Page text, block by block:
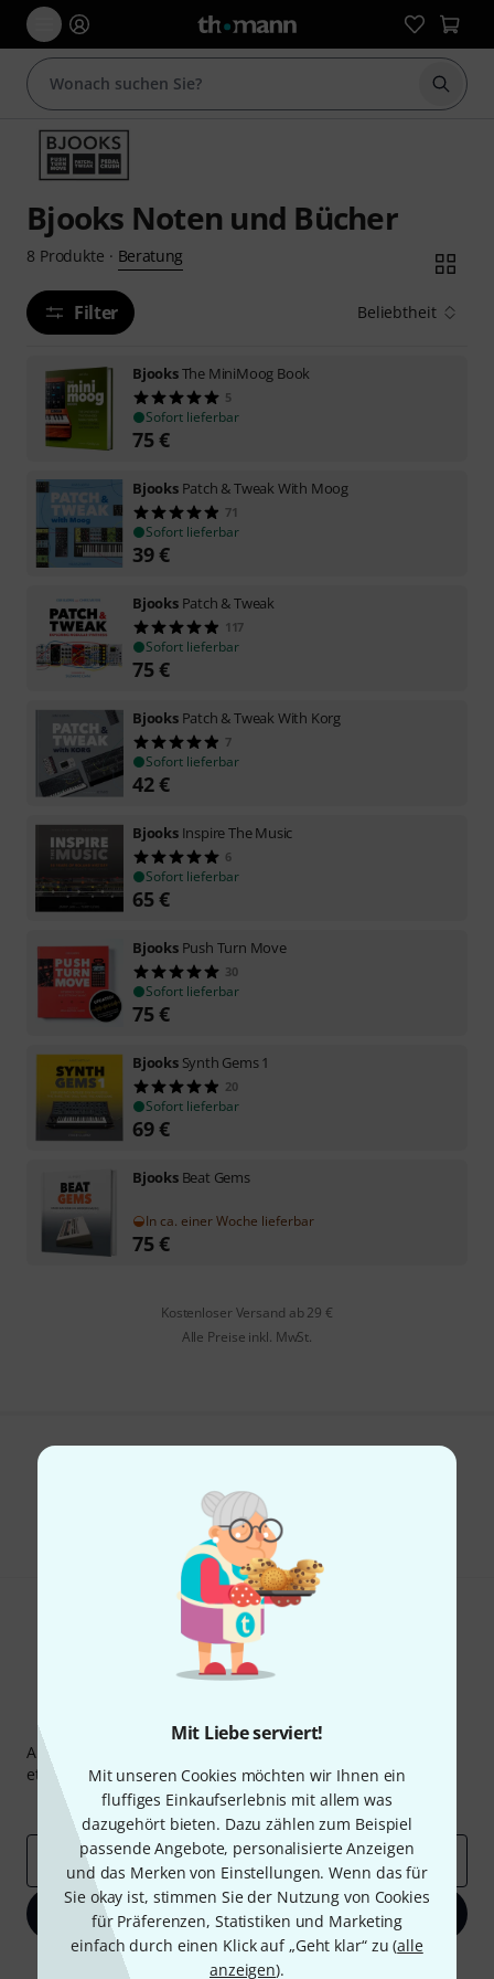
Mit Liebe serviert!
Mit unseren Cookies möchten wir Ihnen ein
fluffiges Einkaufserlebnis mit allem was
dazugehört bieten. Dazu zählen zum Beispiel
passende Angebote, personalisierte Anzeigen
und das Merken von Einstellungen. Wenn das für
Sie okay ist, stimmen Sie der Nutzung von Cookies
für Präferenzen, Statistiken und Marketing
einfach durch einen Klick auf „Geht klar“ zu (alle
anzeigen).
Suche
Bjooks Noten und Bücher
8 Produkte · Beratung
Filter Beliebtheit
BjooksThe MiniMoog Book
5
Sofort lieferbar
75€
Bjooks Patch & Tweak With Moog
71
Sofort lieferbar
39€
Bjooks Patch & Tweak
117
Sofort lieferbar
75€
Bjooks Patch & Tweak With Korg
7
Sofort lieferbar
42€
Bjooks Inspire The Music
6
Sofort lieferbar
65€
Bjooks Push Turn Move
30
Sofort lieferbar
75€
Bjooks Synth Gems 1
20
Sofort lieferbar
69€
Bjooks Beat Gems
In ca. einer Woche lieferbar
75€
Kostenloser Versand ab 29 €
Alle Preise inkl. MwSt.
Hilfe & Feedback
Thomann Newsletter
Abonniere den Thomann Newsletter und gewinne mit
etwas Glück einen von50 Gutscheinenüber jeweils
Inspirierende Beiträge
Deals Thomann Insights
E-Mail-Adresse*
Jetzt anmelden
Mit Klick auf „Jetzt anmelden“ stimmen Sie dem Erhalt von E-Mail-